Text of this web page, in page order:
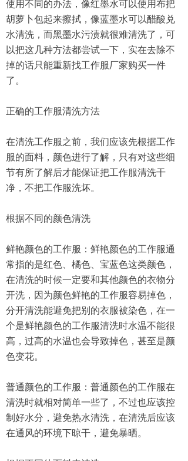
使用不同的办法，像红墨水可以使用布把
胡萝卜包起来擦拭，像蓝墨水可以醋酸兑
水清洗，而黑墨水污渍就很难清洗了，可
以把这几种方法都尝试一下，实在去除不
掉的话只能重新找工作服厂家购买一件
了。
正确的工作服清洗方法
在清洗工作服之前，我们应该先根据工作
服的面料，颜色进行了解，只有对这些细
节有所了解后才能保证把工作服清洗干
净，不把工作服洗坏。
根据不同的颜色清洗
鲜艳颜色的工作服：鲜艳颜色的工作服通
常指的是红色、橘色、宝蓝色这类颜色，
在清洗的时候一定要和其他颜色的衣物分
开洗，因为颜色鲜艳的工作服容易掉色，
分开清洗能避免把别的衣服被染色，在一
个是鲜艳颜色的工作服清洗时水温不能很
高，过高的水温也会导致掉色，甚至是颜
色变花。
普通颜色的工作服：普通颜色的工作服在
清洗时就相对简单一些了，不过也应该控
制好水分，避免热水清洗，在清洗后应该
在通风的环境下晾干，避免暴晒。